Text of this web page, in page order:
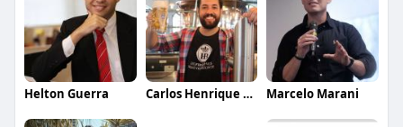
Helton Guerra Carlos Henrique de Faria Vasconcelos Marcelo Marani